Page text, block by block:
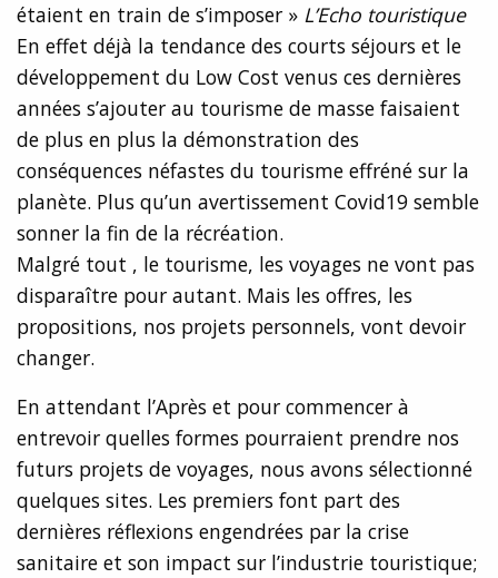
étaient en train de s’imposer » L’Echo touristique
En effet déjà la tendance des courts séjours et le
développement du Low Cost venus ces dernières
années s’ajouter au tourisme de masse faisaient
de plus en plus la démonstration des
conséquences néfastes du tourisme effréné sur la
planète. Plus qu’un avertissement Covid19 semble
sonner la fin de la récréation.
Malgré tout , le tourisme, les voyages ne vont pas
disparaître pour autant. Mais les offres, les
propositions, nos projets personnels, vont devoir
changer.
En attendant l’Après et pour commencer à
entrevoir quelles formes pourraient prendre nos
futurs projets de voyages, nous avons sélectionné
quelques sites. Les premiers font part des
dernières réflexions engendrées par la crise
sanitaire et son impact sur l’industrie touristique;